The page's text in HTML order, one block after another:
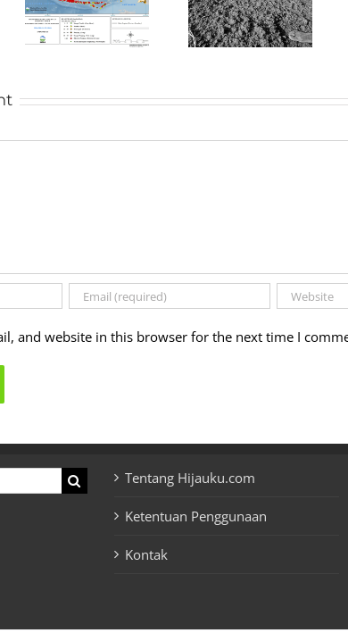
Menyala dari
Segala Arah
Indonesia
melalui PP
and website in this browser for the next time I
Tentang Hijauku.com
Ketentuan Penggunaan
Kontak